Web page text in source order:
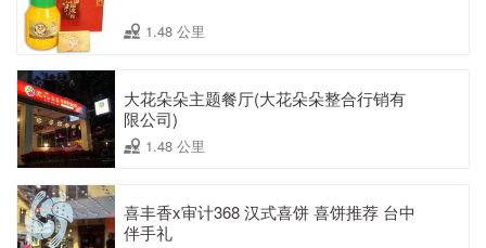
1.48 公里
大花朵朵主题餐厅(大花朵朵整合行销有
限公司)
1.48 公里
喜丰香x审计368 汉式喜饼 喜饼推荐 台中
伴手礼